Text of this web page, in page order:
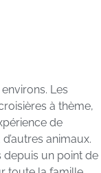
Les
à thème,
de
animaux.
depuis un point de